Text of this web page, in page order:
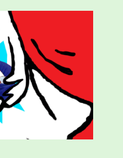
ondarea
Oneko